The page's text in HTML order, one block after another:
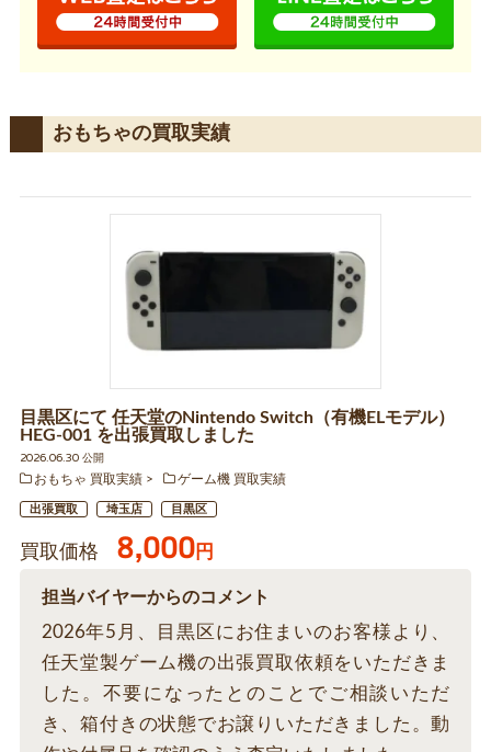
おもちゃの買取実績
目黒区にて 任天堂のNintendo Switch（有機ELモデル）
HEG-001 を出張買取しました
2026.06.30 公開
おもちゃ 買取実績
ゲーム機 買取実績
出張買取 埼玉店 目黒区
買取価格 8,000円
担当バイヤーからのコメント
2026年5月、目黒区にお住まいのお客様より、
任天堂製ゲーム機の出張買取依頼をいただきま
した。不要になったとのことでご相談いただ
き、箱付きの状態でお譲りいただきました。動